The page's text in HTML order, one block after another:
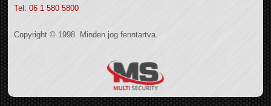
Tel: 06 1 580 5800
Copyright © 1998. Minden jog fenntartva.